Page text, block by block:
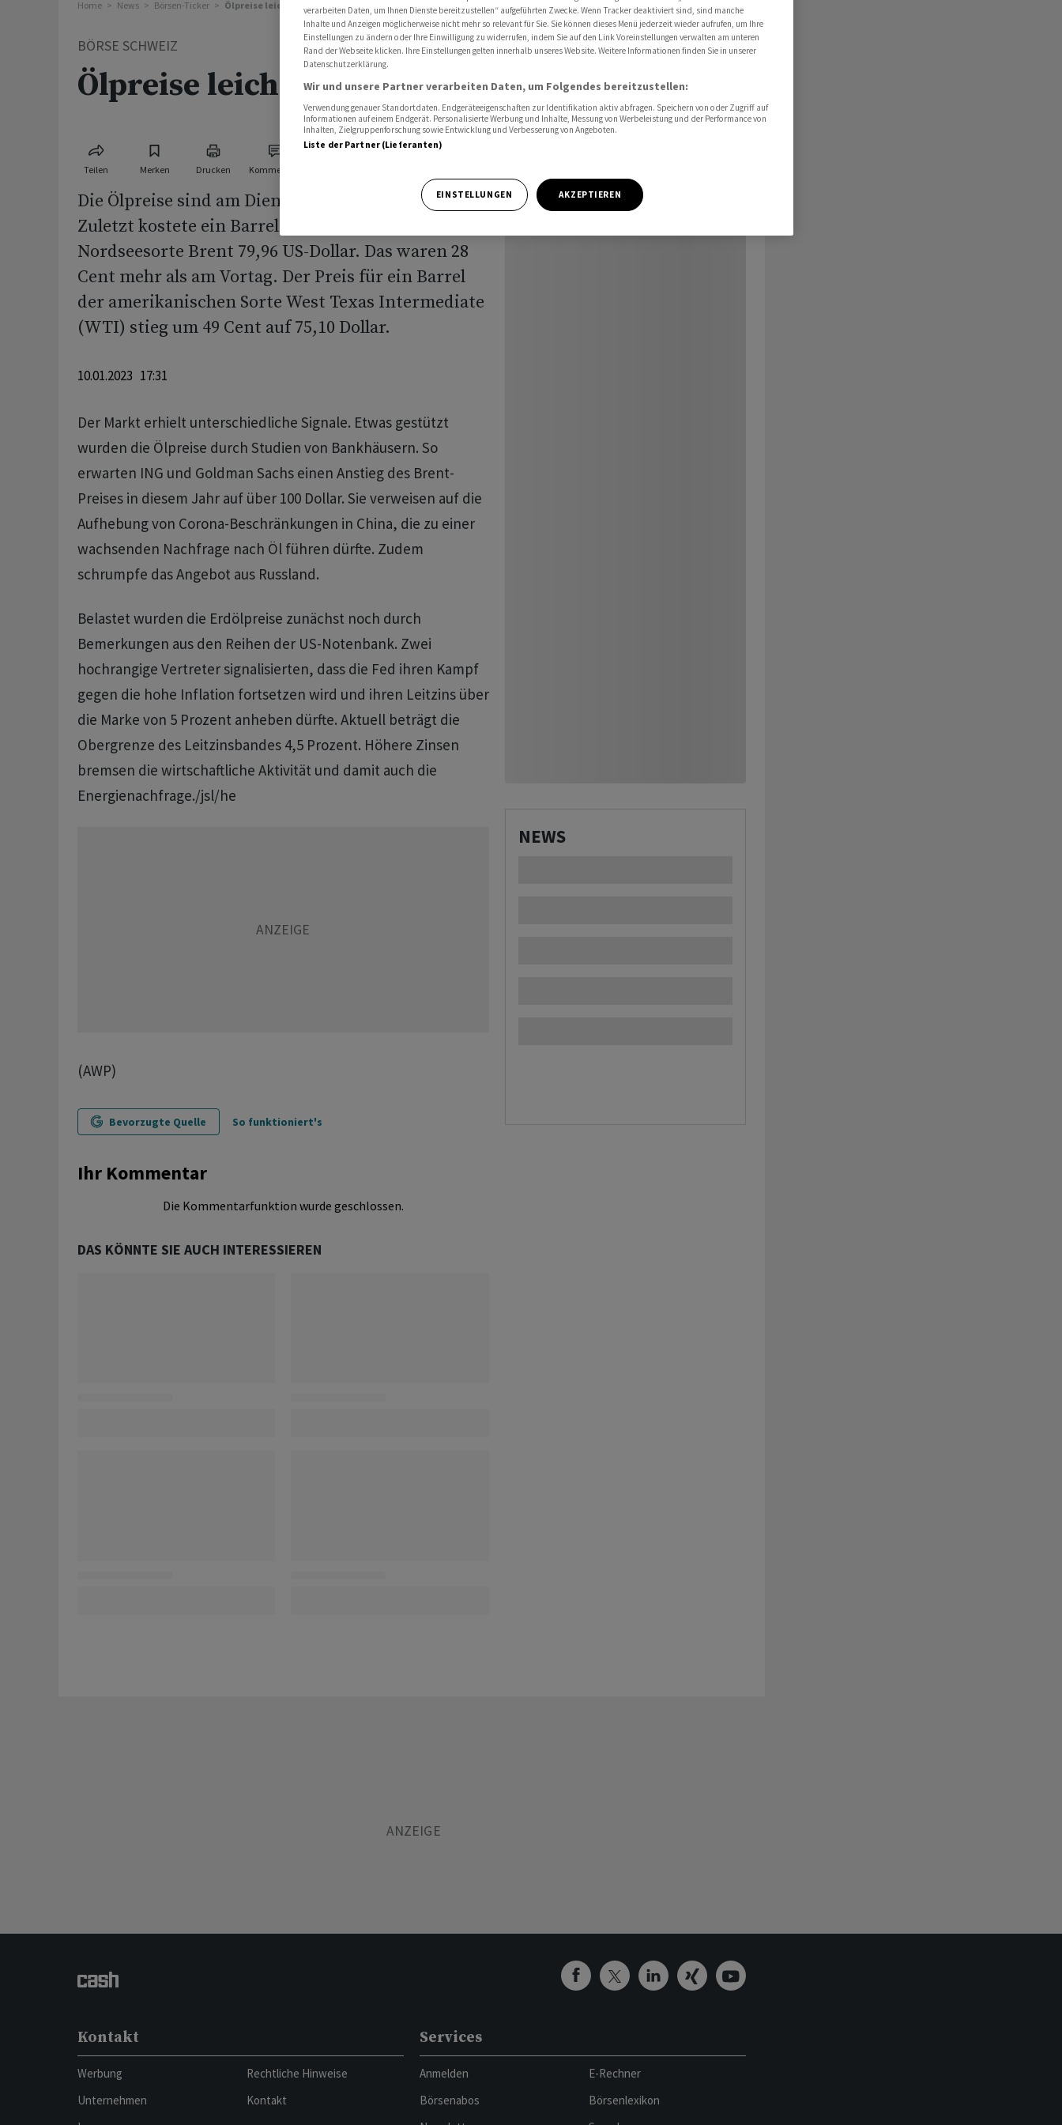
Home News Börsen-Ticker Ölpreise leicht gestiegen
BÖRSE SCHWEIZ
Ölpreise leicht gestiegen
Teilen Merken Drucken Kommentare
Die Ölpreise sind am Dienstag leicht gestiegen.
Zuletzt kostete ein Barrel (159 Liter) der
Nordseesorte Brent 79,96 US-Dollar. Das waren 28
Cent mehr als am Vortag. Der Preis für ein Barrel
der amerikanischen Sorte West Texas Intermediate
(WTI) stieg um 49 Cent auf 75,10 Dollar.
10.01.2023 17:31
Der Markt erhielt unterschiedliche Signale. Etwas gestützt
wurden die Ölpreise durch Studien von Bankhäusern. So
erwarten ING und Goldman Sachs einen Anstieg des Brent-
Preises in diesem Jahr auf über 100 Dollar. Sie verweisen auf die
Aufhebung von Corona-Beschränkungen in China, die zu einer
wachsenden Nachfrage nach Öl führen dürfte. Zudem
schrumpfe das Angebot aus Russland.
Belastet wurden die Erdölpreise zunächst noch durch
Bemerkungen aus den Reihen der US-Notenbank. Zwei
hochrangige Vertreter signalisierten, dass die Fed ihren Kampf
gegen die hohe Inflation fortsetzen wird und ihren Leitzins über
die Marke von 5 Prozent anheben dürfte. Aktuell beträgt die
Obergrenze des Leitzinsbandes 4,5 Prozent. Höhere Zinsen
bremsen die wirtschaftliche Aktivität und damit auch die
Energienachfrage./jsl/he
(AWP)
Bevorzugte Quelle So funktioniert's
Ihr Kommentar
Die Kommentarfunktion wurde geschlossen.
DAS KÖNNTE SIE AUCH INTERESSIEREN
NEWS
Kontakt
Werbung
Unternehmen
Rechtliche Hinweise
Kontakt
Services
Anmelden
Börsenabos
E-Rechner
Börsenlexikon
verarbeiten Daten, um Ihnen Dienste bereitzustellen“ aufgeführten Zwecke. Wenn Tracker deaktiviert sind, sind manche
Inhalte und Anzeigen möglicherweise nicht mehr so relevant für Sie. Sie können dieses Menü jederzeit wieder aufrufen, um Ihre
Einstellungen zu ändern oder Ihre Einwilligung zu widerrufen, indem Sie auf den Link Voreinstellungen verwalten am unteren
Rand der Webseite klicken. Ihre Einstellungen gelten innerhalb unseres Website. Weitere Informationen finden Sie in unserer
Datenschutzerklärung.
Wir und unsere Partner verarbeiten Daten, um Folgendes bereitzustellen:
Verwendung genauer Standortdaten. Endgeräteeigenschaften zur Identifikation aktiv abfragen. Speichern von oder Zugriff auf
Informationen auf einem Endgerät. Personalisierte Werbung und Inhalte, Messung von Werbeleistung und der Performance von
Inhalten, Zielgruppenforschung sowie Entwicklung und Verbesserung von Angeboten.
Liste der Partner (Lieferanten)
EINSTELLUNGEN AKZEPTIEREN